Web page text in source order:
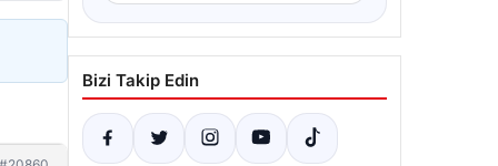
Bizi Takip Edin